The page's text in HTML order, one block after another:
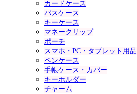
カードケース
パスケース
キーケース
マネークリップ
ポーチ
スマホ・PC・タブレット用品
ペンケース
手帳ケース・カバー
キーホルダー
チャーム